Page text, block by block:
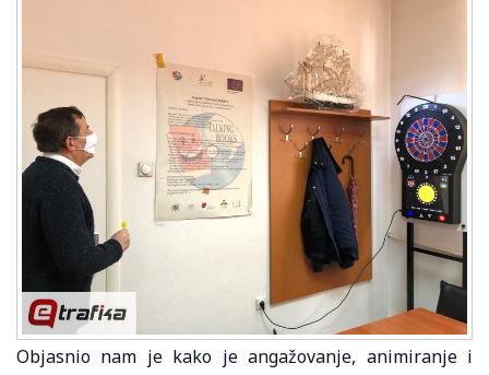
Objasnio nam je kako je angažovanje, animiranje i